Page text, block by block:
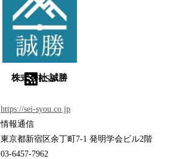
株式会社 誠勝
RSS
https://sei-syou.co.jp
情報通信
東京都新宿区余丁町7-1 発明学会ビル2階
03-6457-7962